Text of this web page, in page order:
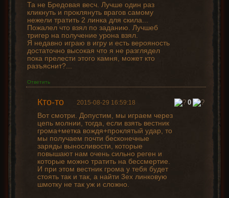
Та не Бредовая весч. Лучше один раз
кликнуть и проклянуть врагов самому
нежели тратить 2 линка для скила...
Пожалел что взял по заданию. Лучшеб
тригер на получение урона взял.
Я недавно играю в игру и есть верояность
достаточно высокая что я не разглядел
пока прелести этого камня, может кто
разъяснит?...
Ответить
Кто-то 2015-08-29 16:59:18
Вот смотри. Допустим, мы играем через
цепь молнии, тогда, если взять вестник
грома+метка вождя+проклятый удар, то
мы получаем почти бесконечные
заряды выносливости, которые
повышают нам очень сильно реген и
которые можно тратить на бессмертие.
И при этом вестник грома у тебя будет
стоять так и так, а найти 3ех линковую
шмотку не так уж и сложно.
0